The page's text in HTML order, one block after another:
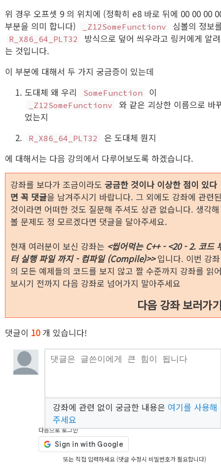
위 경우 오프셋 9 의 위치에 (정확히 e8 바로 뒤에 00 00 00
부분을 의미 합니다)
_Z12SomeFunctionv 심볼의 정보
R_X86_64_PLT32
방식으로 덮어 씌우라고 링커에게 알
는 것입니다.
이 부분에 대해서 두 가지 궁금증이 있는데
도대체 왜 우리
SomeFunction 이
_Z12SomeFunctionv
와 같은 괴상한 이름으로 바
었는지
R_X86_64_PLT32
은 도대체 뭔지
에 대해서는 다음 강의에서 다루어보도록 하겠습니다.
강좌를 보다가 조금이라도 궁금한 것이나 이상한 점이 있다
면 꼭 댓글을 남겨주시기 바랍니다. 그 외에도 강좌에 관련
것이라면 어떠한 것도 질문해 주셔도 상관 없습니다. 생각해
볼 문제도 정 모르겠다면 댓글을 달아주세요.
현재 여러분이 보신 강좌는 <씹어먹는 C++ - <20 - 2. 코드
터 실행 파일 까지 - 컴파일 (Compile)>>입니다. 이번 강좌
의 모든 예제들의 코드를 보지 않고 짤 수준까지 강좌를 읽
보시기 전까지 다음 강좌로 넘어가지 말아주세요
다음 강좌 보러가
댓글이 10개 있습니다!
강좌에 관련 없이 궁금한 내용은 여기를 사용해
주세요
다음으로 로그인
또는 직접 입력하세요 (댓글 수정시 비밀번호가 필요합니다)